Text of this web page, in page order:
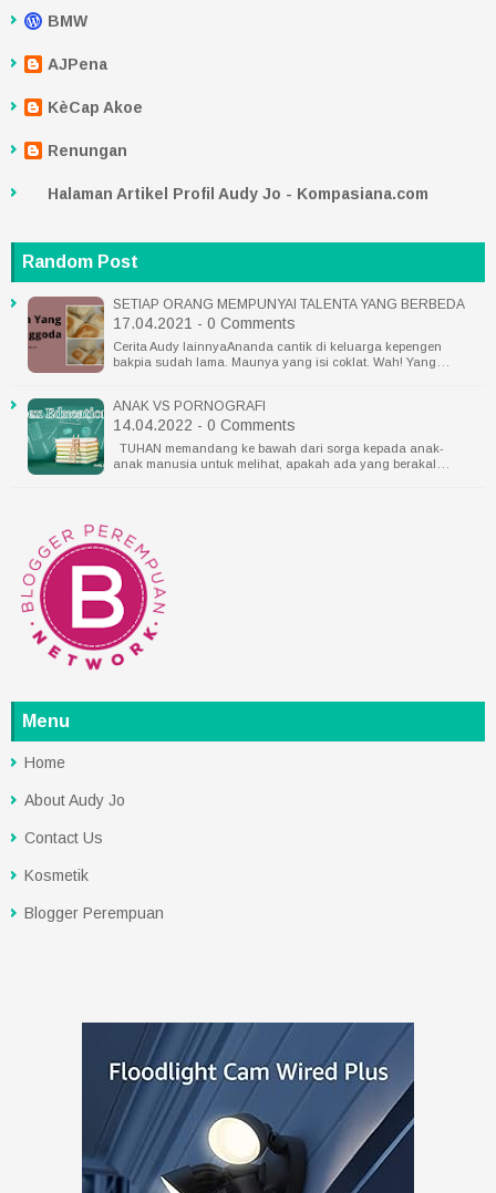
BMW
AJPena
KèCap Akoe
Renungan
Halaman Artikel Profil Audy Jo - Kompasiana.com
Random Post
SETIAP ORANG MEMPUNYAI TALENTA YANG BERBEDA
17.04.2021 - 0 Comments
Cerita Audy lainnyaAnanda cantik di keluarga kepengen
bakpia sudah lama. Maunya yang isi coklat. Wah! Yang…
ANAK VS PORNOGRAFI
14.04.2022 - 0 Comments
TUHAN memandang ke bawah dari sorga kepada anak-
anak manusia untuk melihat, apakah ada yang berakal…
Menu
Home
About Audy Jo
Contact Us
Kosmetik
Blogger Perempuan